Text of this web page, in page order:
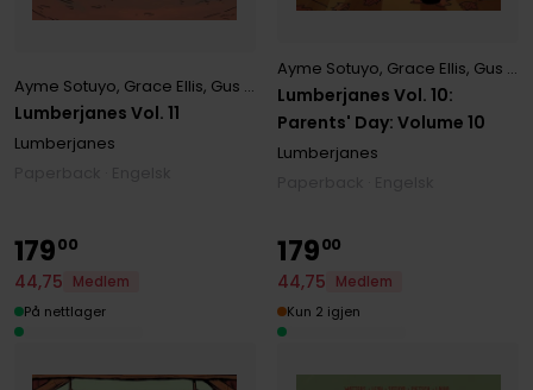
Lumberjanes Vol. 11
Ayme Sotuyo, Grace Ellis, Gus Allen ,Kat Leyh,Maarta Laiho
Lumberjanes
Lumberjanes Vol. 10:
Parents' Day: Volume 10
Ayme Sotuyo, Grace Ellis, Gus Allen
Lumberjanes
17900
44,75
Medlem
På nettlager
17900
44,75
Medlem
Kun 2 igjen